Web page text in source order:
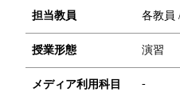
担当教員 各教員
授業形態 演習
メディア利用科目 -